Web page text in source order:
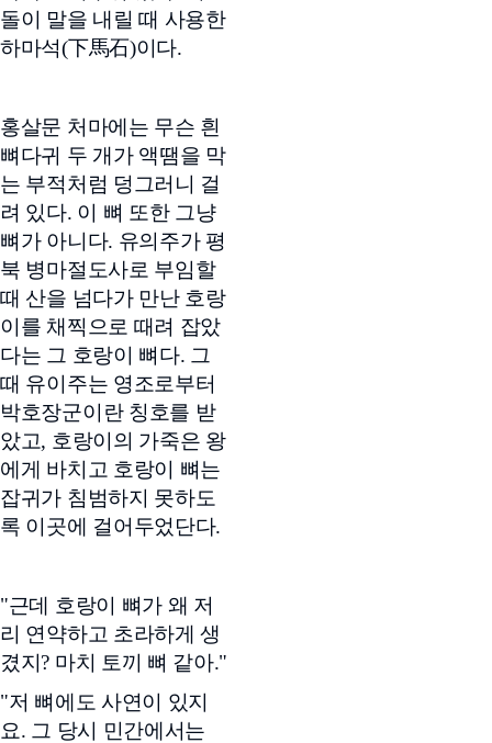
돌이 말을 내릴 때 사용한
하마석(下馬石)이다.
홍살문 처마에는 무슨 흰
뼈다귀 두 개가 액땜을 막
는 부적처럼 덩그러니 걸
려 있다. 이 뼈 또한 그냥
뼈가 아니다. 유의주가 평
북 병마절도사로 부임할
때 산을 넘다가 만난 호랑
이를 채찍으로 때려 잡았
다는 그 호랑이 뼈다. 그
때 유이주는 영조로부터
박호장군이란 칭호를 받
았고, 호랑이의 가죽은 왕
에게 바치고 호랑이 뼈는
잡귀가 침범하지 못하도
록 이곳에 걸어두었단다.
"근데 호랑이 뼈가 왜 저
리 연약하고 초라하게 생
겼지? 마치 토끼 뼈 같아."
"저 뼈에도 사연이 있지
요. 그 당시 민간에서는